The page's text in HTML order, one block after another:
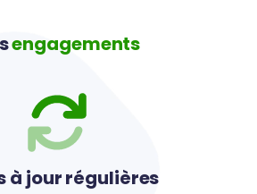
engagements
à jour régulières